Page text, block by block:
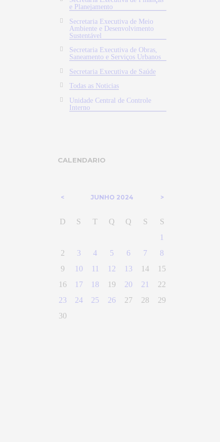
e Planejamento
Secretaria Executiva de Meio
Ambiente e Desenvolvimento
Sustentável
Secretaria Executiva de Obras,
Saneamento e Serviços Urbanos
Secretaria Executiva de Saúde
Todas as Noticias
Unidade Central de Controle
Interno
CALENDARIO
JUNHO 2024
D S T Q Q S
S
1
2
3 4 5 6 7
8
9
10 11 12 13 14
15
16
17 18 19 20 21
22
23
24 25 26 27 28
29
30